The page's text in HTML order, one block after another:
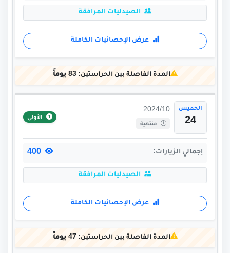
الصيدليات المرافقة
عرض الإحصائيات الكاملة
المدة الفاصلة بين الحراستين:83 يوماً
الخميس
24
2024/10
منتهية
الأولى
إجمالي الزيارات:
الصيدليات المرافقة
عرض الإحصائيات الكاملة
المدة الفاصلة بين الحراستين: 47 يوماً